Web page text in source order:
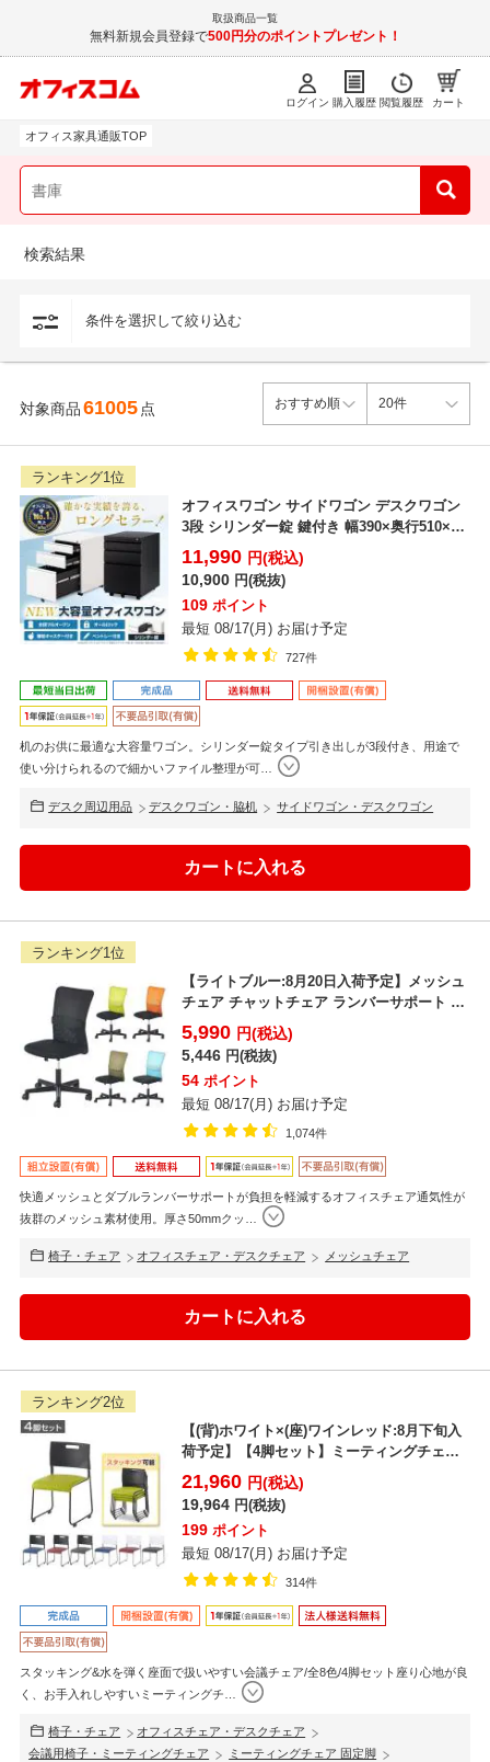
取扱商品一覧
無料新規会員登録で500円分のポイントプレゼント！
ログイン 購入履歴 閲覧履歴 カート
オフィス家具通販TOP
検索結果
条件を選択して絞り込む
対象商品61005 点
ランキング1位
オフィスワゴン サイドワゴン デスクワゴン
3段 シリンダー錠 鍵付き 幅390×奥行510×高
さ6...
11,990 円(税込)
10,900 円(税抜)
109 ポイント
最短 08/17(月) お届け予定
727件
机のお供に最適な大容量ワゴン。シリンダー錠タイプ引き出しが3段付き、用途で
使い分けられるので細かいファイル整理が可…
デスク周辺用品 デスクワゴン・脇机 サイドワゴン・デスクワゴン
ランキング1位
【ライトブルー:8月20日入荷予定】メッシュ
チェア チャットチェア ランバーサポート オ
フィスチェア...
5,990 円(税込)
5,446 円(税抜)
54 ポイント
最短 08/17(月) お届け予定
1,074件
快適メッシュとダブルランバーサポートが負担を軽減するオフィスチェア通気性が
抜群のメッシュ素材使用。厚さ50mmクッ
椅子・チェア オフィスチェア・デスクチェア メッシュチェア
ランキング2位
【(背)ホワイト×(座)ワインレッド:8月下旬入
荷予定】【4脚セット】ミーティングチェア
会議用椅子...
21,960 円(税込)
19,964 円(税抜)
199 ポイント
最短 08/17(月) お届け予定
314件
スタッキング&水を弾く座面で扱いやすい会議チェア/全8色/4脚セット座り心地が良
く、お手入れしやすいミーティングチ
椅子・チェア
オフィスチェア・デスクチェア
会議用椅子・ミーティングチェア
ミーティングチェア 固定脚